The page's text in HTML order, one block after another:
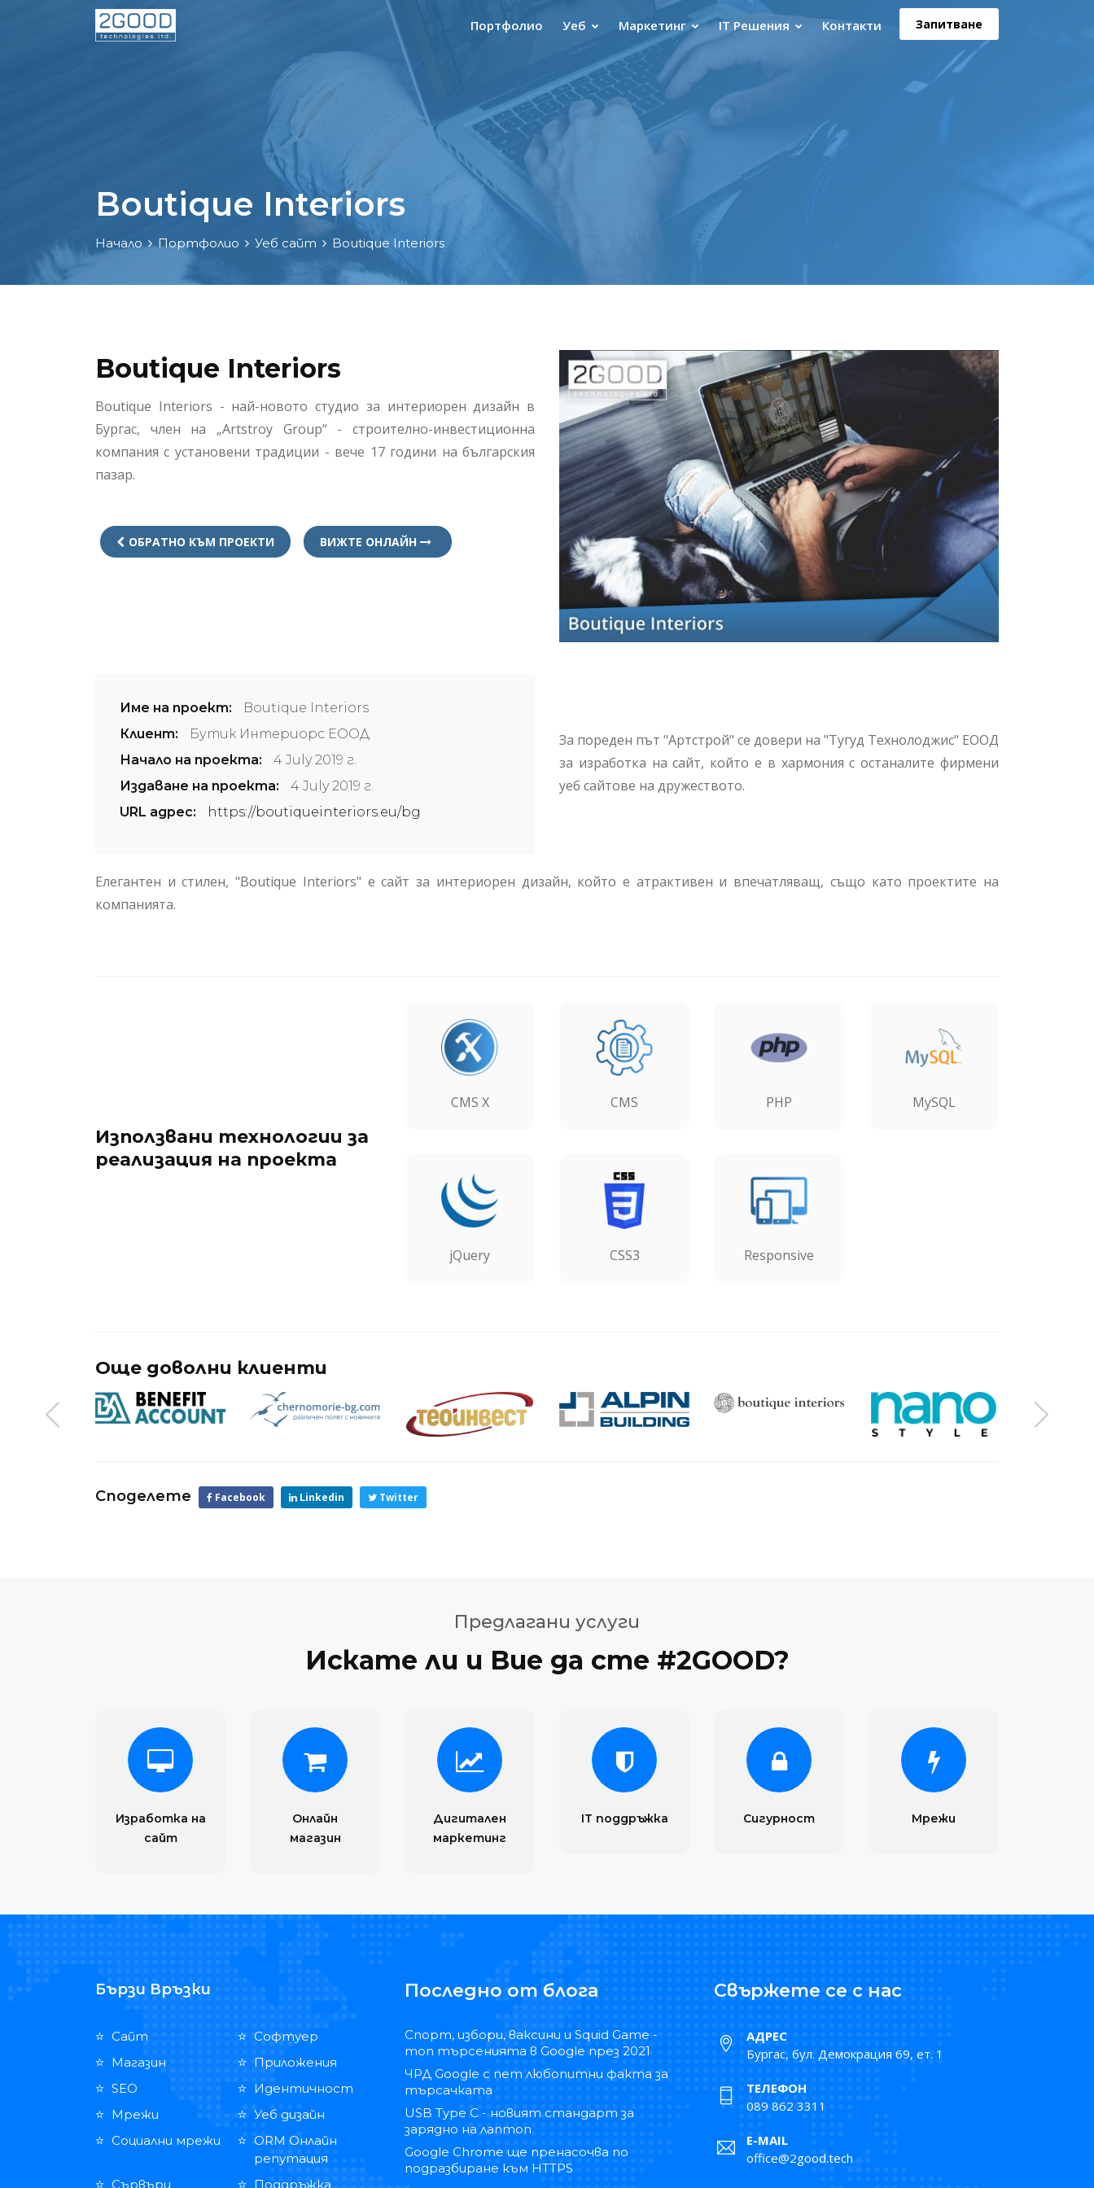
Запитване
Портфолио Уеб Маркетинг IT Решения Контакти
Boutique Interiors
Начало Портфолио Уеб сайт Boutique Interiors
Boutique Interiors
Boutique Interiors - най-новото студио за интериорен дизайн в
Бургас, член на „Artstroy Group“ - строително-инвестиционна
компания с установени традиции - вече 17 години на българския
пазар.
ОБРАТНО КЪМ ПРОЕКТИ ВИЖТЕ ОНЛАЙН
Име на проект:
Boutique Interiors
Клиент:
Бутик Интериорс ЕООД
Начало на проекта:
4 July 2019 г.
Издаване на проекта:
4 July 2019 г.
URL адрес:
https://boutiqueinteriors.eu/bg
За пореден път "Артстрой" се довери на "Тугуд Технолоджис" ЕООД
за изработка на сайт, който е в хармония с останалите фирмени
уеб сайтове на дружеството.
Елегантен и стилен, "Boutique Interiors" е сайт за интериорен дизайн, който е атрактивен и впечатляващ, също като проектите на
компанията.
Използвани технологии за
реализация на проекта
CMS X CMS PHP MySQL
jQuery CSS3 Responsive
Още доволни клиенти
Споделете Facebook Linkedin Twitter
Предлагани услуги
Искате ли и Вие да сте #2GOOD?
Изработка на
сайт
Онлайн
магазин
Дигитален
маркетинг
IT поддръжка Сигурност Мрежи
Бързи Връзки
Сайт
Софтуер
Магазин
Приложения
SEO
Идентичност
Мрежи
Уеб дизайн
Социални мрежи
ORM Онлайн
репутация
Сървъри
Поддръжка
Последно от блога
Спорт, избори, ваксини и Squid Game -
топ търсенията в Google през 2021
ЧРД Google с пет любопитни факта за
търсачката
USB Type C - новият стандарт за
зарядно на лаптоп
Google Chrome ще пренасочва по
подразбиране към HTTPS
Свържете се с нас
АДРЕС
Бургас, бул. Демокрация 69, ет. 1
ТЕЛЕФОН
089 862 3311
E-MAIL
office@2good.tech